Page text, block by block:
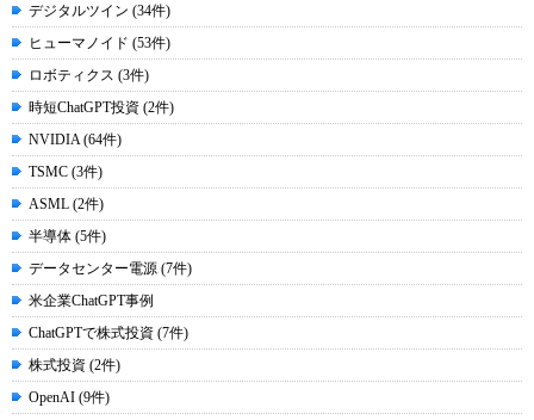
デジタルツイン (34件)
ヒューマノイド (53件)
ロボティクス (3件)
時短ChatGPT投資 (2件)
NVIDIA (64件)
TSMC (3件)
ASML (2件)
半導体 (5件)
データセンター電源 (7件)
米企業ChatGPT事例
ChatGPTで株式投資 (7件)
株式投資 (2件)
OpenAI (9件)